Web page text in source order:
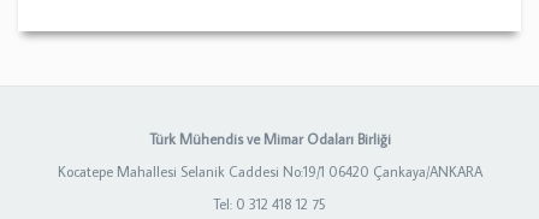
Türk Mühendis ve Mimar Odaları Birliği
Kocatepe Mahallesi Selanik Caddesi No:19/1 06420 Çankaya/ANKARA
Tel: 0 312 418 12 75